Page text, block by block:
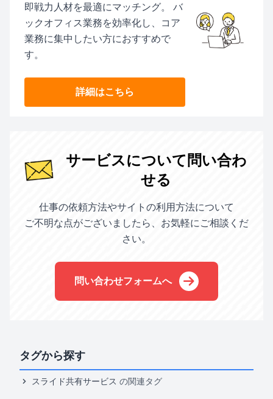
即戦力人材を最適にマッチング。 バ
ックオフィス業務を効率化し、コア
業務に集中したい方におすすめで
す。
詳細はこちら
サービスについて問い合わ
せる
仕事の依頼方法やサイトの利用方法について
ご不明な点がございましたら、お気軽にご相談くだ
さい。
問い合わせフォームへ
タグから探す
スライド共有サービス の関連タグ